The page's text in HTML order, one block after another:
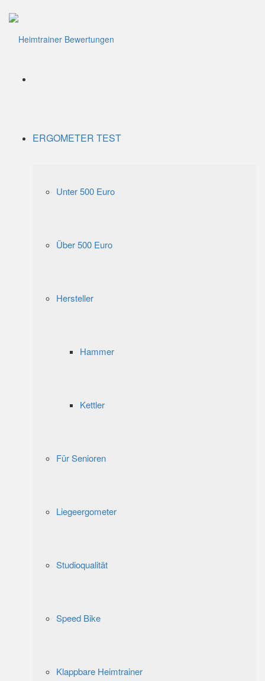
ERGOMETER TEST
Unter 500 Euro
Über 500 Euro
Hersteller
Hammer
Kettler
Für Senioren
Liegeergometer
Studioqualität
Speed Bike
Klappbare Heimtrainer